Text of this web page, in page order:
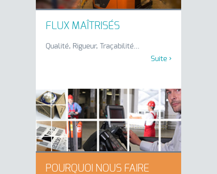
FLUX MAÎTRISÉS
Qualité, Rigueur, Traçabilité...
Suite ›
POURQUOI NOUS FAIRE